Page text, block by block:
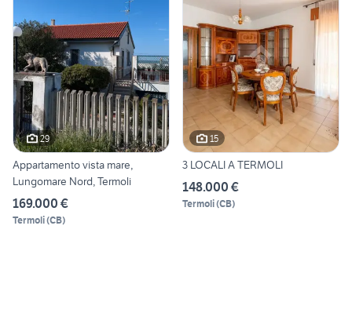
29
Appartamento vista mare,
Lungomare Nord, Termoli
169.000 €
Termoli(CB)
15
3 LOCALI A TERMOLI
148.000 €
Termoli(CB)